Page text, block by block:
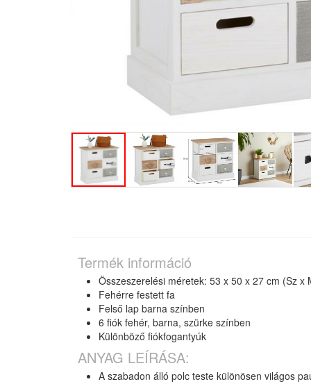
Termék információ
Összeszerelési méretek: 53 x 50 x 27 cm (Sz x
Fehérre festett fa
Felső lap barna színben
6 fiók fehér, barna, szürke színben
Különböző fiókfogantyúk
ANYAG LEÍRÁSA:
A szabadon álló polc teste különösen világos